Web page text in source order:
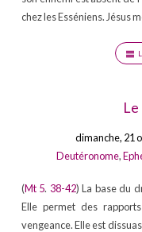
chez les Esséniens. Jésus
dimanche, 21
Deutéronome,
(Mt 5. 38-42) La base du
Elle permet des
vengeance. Elle est